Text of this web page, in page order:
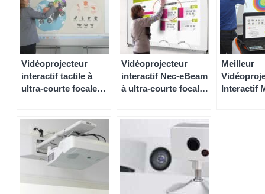
Vidéoprojecteur
interactif tactile à
ultra-courte focale
Vidéoprojecteur
interactif Nec-eBeam
à ultra-courte focale
Meilleur
Interactif